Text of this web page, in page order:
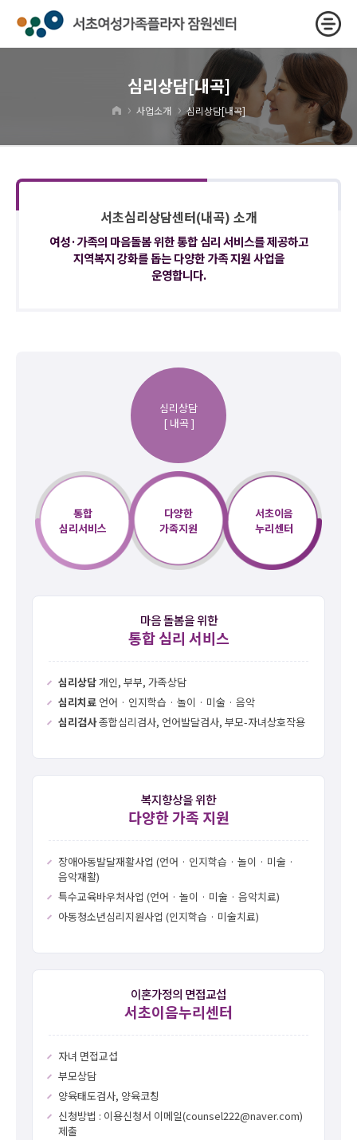
심리상담[내곡]
› 사업소개 › 심리상담[내곡]
서초심리상담센터(내곡) 소개
여성·가족의 마음돌봄 위한 통합 심리 서비스를 제공하고
지역복지 강화를 돕는 다양한 가족 지원 사업을
운영합니다.
심리상담
[ 내곡 ]
통합
심리서비스
다양한
가족지원
서초이음
누리센터
마음 돌봄을 위한
통합 심리 서비스
심리상담개인, 부부, 가족상담
심리치료 언어 · 인지학습 · 놀이 · 미술 · 음악
심리검사종합심리검사, 언어발달검사, 부모-자녀상호작용
복지향상을 위한
다양한 가족 지원
장애아동발달재활사업 (언어 · 인지학습 · 놀이 · 미술 ·
음악재활)
특수교육바우처사업 (언어 · 놀이 · 미술 · 음악치료)
아동청소년심리지원사업 (인지학습 · 미술치료)
이혼가정의 면접교섭
서초이음누리센터
자녀 면접교섭
부모상담
양육태도검사, 양육코칭
신청방법 : 이용신청서 이메일(counsel222@naver.com)
제출